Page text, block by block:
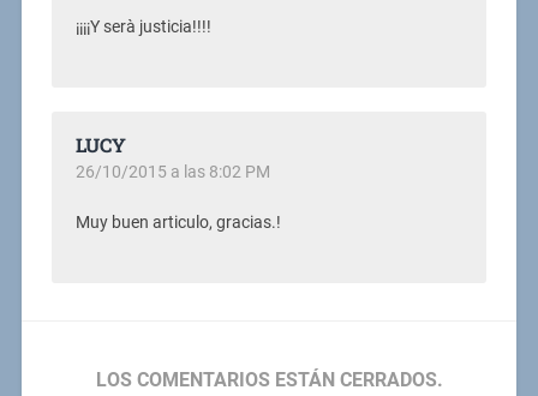
¡¡¡¡Y serà justicia!!!!
LUCY
26/10/2015 a las 8:02 PM
Muy buen articulo, gracias.!
LOS COMENTARIOS ESTÁN CERRADOS.